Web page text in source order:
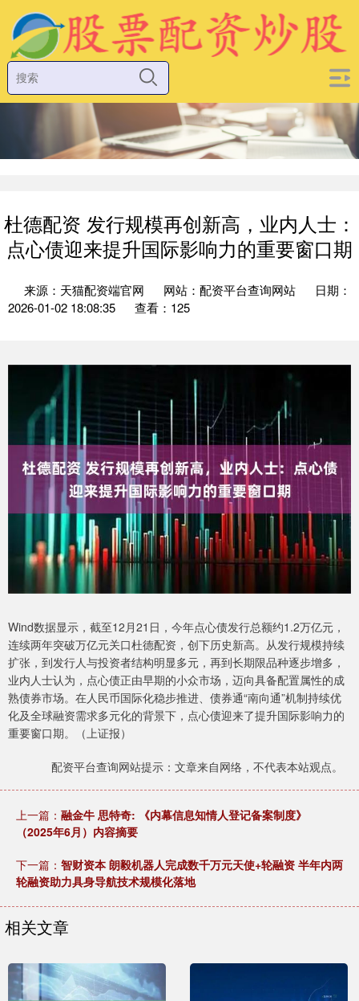
杜德配资 发行规模再创新高，业内人士：
点心债迎来提升国际影响力的重要窗口期
来源：天猫配资端官网 网站：配资平台查询网站
日期：
2026-01-02 18:08:35
查看：125
Wind数据显示，截至12月21日，今年点心债发行总额约1.2万亿元，
连续两年突破万亿元关口杜德配资，创下历史新高。从发行规模持续
扩张，到发行人与投资者结构明显多元，再到长期限品种逐步增多，
业内人士认为，点心债正由早期的小众市场，迈向具备配置属性的成
熟债券市场。在人民币国际化稳步推进、债券通“南向通”机制持续优
化及全球融资需求多元化的背景下，点心债迎来了提升国际影响力的
重要窗口期。（上证报）
配资平台查询网站提示：文章来自网络，不代表本站观点。
上一篇： 融金牛 思特奇: 《内幕信息知情人登记备案制度》
（2025年6月）内容摘要
下一篇： 智财资本 朗毅机器人完成数千万元天使+轮融资 半年内两
轮融资助力具身导航技术规模化落地
相关文章